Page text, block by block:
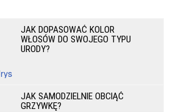
JAK DOPASOWAĆ KOLOR
WŁOSÓW DO SWOJEGO TYPU
URODY?
JAK SAMODZIELNIE OBCIĄĆ
GRZYWKĘ?